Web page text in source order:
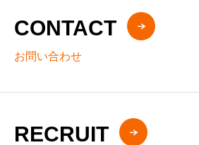
CONTACT
お問い合わせ
RECRUIT